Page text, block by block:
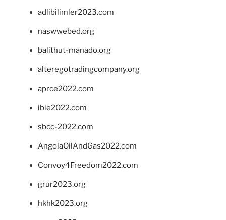
adlibilimler2023.com
naswwebed.org
balithut-manado.org
alteregotradingcompany.org
aprce2022.com
ibie2022.com
sbcc-2022.com
AngolaOilAndGas2022.com
Convoy4Freedom2022.com
grur2023.org
hkhk2023.org